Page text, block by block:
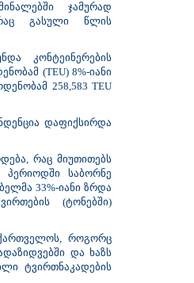
ჯამურად
გასული წლის
კონტეინერების
(TEU) 8%-იანი
258,583 TEU
დაფიქსირდა
რაც მიუთითებს
პერიოდში საბორნე
33%-იანი ზრდა
(ტონებში)
როგორც
და ხაზს
ტვირთნაკადების